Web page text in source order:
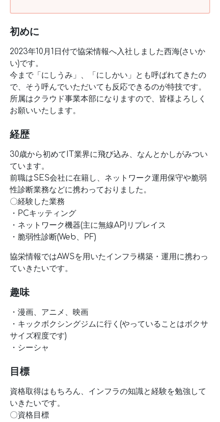
初めに
2023年10月1日付で協栄情報へ入社しました西海(さいか
い)です。
今まで「にしうみ」、「にしかい」とも呼ばれてきたの
で、そう呼んでいただいても反応できるのが特技です。
所属はクラウド事業本部になりますので、皆様よろしく
お願いいたします。
経歴
30歳から初めてIT業界に飛び込み、なんとかしがみつい
ています。
前職はSES会社に在籍し、ネットワーク運用保守や脆弱
性診断業務などに携わっておりました。
〇経験した業務
・PCキッティング
・ネットワーク機器(主に無線AP)リプレイス
・脆弱性診断(Web、PF)
協栄情報ではAWSを用いたインフラ構築・運用に携わっ
ていきたいです。
趣味
・漫画、アニメ、映画
・キックボクシングジムに行く(やっていることはボクサ
サイズ程度です)
・シーシャ
目標
資格取得はもちろん、インフラの知識と経験を勉強して
いきたいです。
〇資格目標